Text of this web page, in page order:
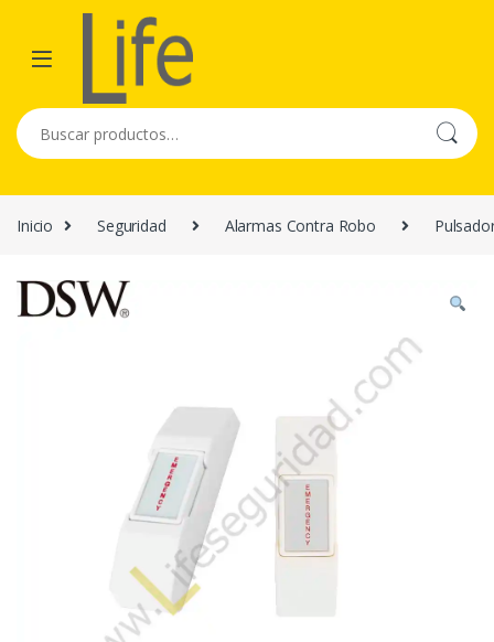
Skip to navigation
Skip to content
Buscar por:
Inicio Seguridad Alarmas Contra Robo